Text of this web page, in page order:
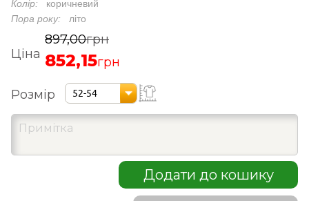
Колір: коричневий
Пора року: літо
Ціна
897,00грн
852,15грн
Розмір 52-54
Додати до кошику